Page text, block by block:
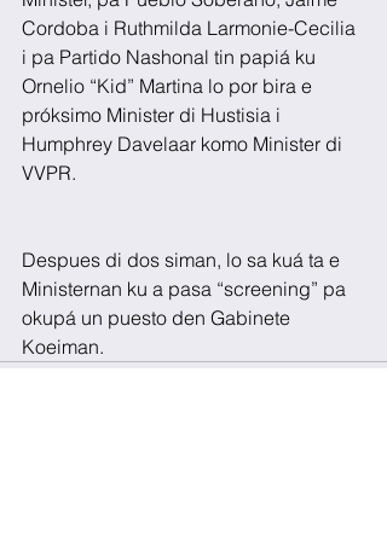
Cordoba i Ruthmilda Larmonie-Cecilia
i pa Partido Nashonal tin papiá ku
Ornelio “Kid” Martina lo por bira e
próksimo Minister di Hustisia i
Humphrey Davelaar komo Minister di
VVPR.
Despues di dos siman, lo sa kuá ta e
Ministernan ku a pasa “screening” pa
okupá un puesto den Gabinete
Koeiman.